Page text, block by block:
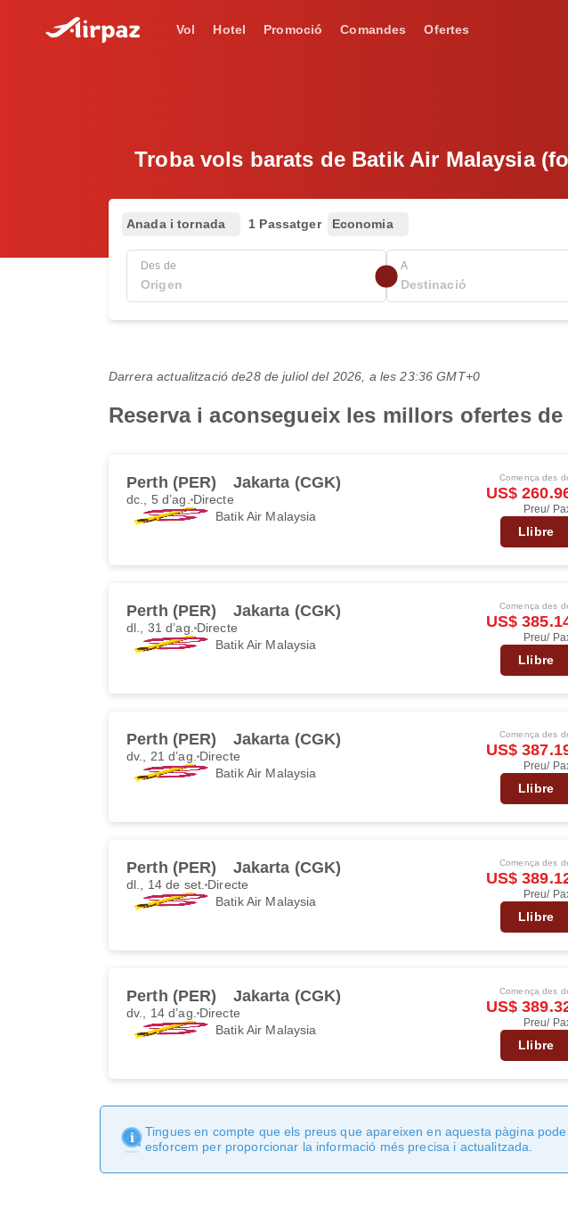
Vol Hotel Promoció Comandes Ofertes
Troba vols barats de Batik Air Malaysia
Anada i tornada 1 Passatger Economia
Des de A
Darrera actualització de28 de juliol del 2026, a les 23:36 GMT+0
Reserva i aconsegueix les millors ofertes
Perth (PER) Jakarta (CGK)
dc., 5 d’ag. Directe
Batik Air Malaysia
Comença des
US$
Preu/
Llibre
Perth (PER) Jakarta (CGK)
dl., 31 d’ag. Directe
Batik Air Malaysia
Comença des
US$
Preu/
Llibre
Perth (PER) Jakarta (CGK)
dv., 21 d’ag. Directe
Batik Air Malaysia
Comença des
US$
Preu/
Llibre
Perth (PER) Jakarta (CGK)
dl., 14 de set. Directe
Batik Air Malaysia
Comença des
US$
Preu/
Llibre
Perth (PER) Jakarta (CGK)
dv., 14 d’ag. Directe
Batik Air Malaysia
Comença des
US$
Preu/
Llibre
Tingues en compte que els preus que apareixen en aquesta pàgina
esforcem per proporcionar la informació més precisa i actualitzada.